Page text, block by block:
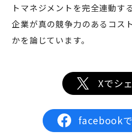
トマネジメントを完全連動す
企業が真の競争力のあるコス
かを論じています。
Xでシ
facebook